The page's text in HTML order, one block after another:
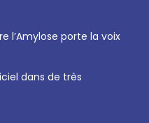
l’Amylose porte la voix
dans de très